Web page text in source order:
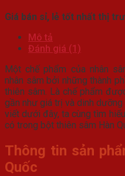
Giá bán sỉ, lẻ tốt nhất thị
Mô tả
Đánh giá (1)
Một chế phẩm của nhân
nhân sâm bởi những thành
thiên sâm. Là chế phẩm
gần như giá trị và dinh
viết dưới đây, ta cùng tìm
có trong bột thiên sâm Hàn
Thông tin sản
Quốc